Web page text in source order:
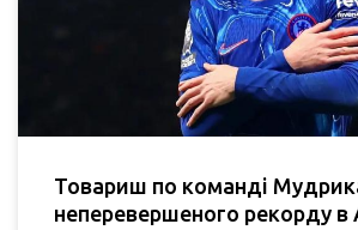
Товариш по команді
неперевершеного рекорду в